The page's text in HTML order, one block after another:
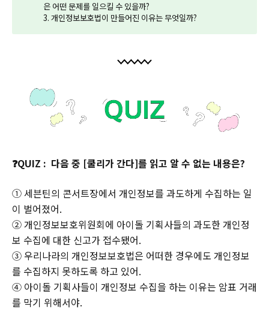
은 어떤 문제를 일으킬 수 있을까?
3. 개인정보보호법이 만들어진 이유는 무엇일까?
❓QUIZ : 다음 중 [쿨리가 간다]를 읽고 알 수 없는 내용은?
① 세븐틴의 콘서트장에서 개인정보를 과도하게 수집하는 일
이 벌어졌어.
② 개인정보보호위원회에 아이돌 기획사들의 과도한 개인정
보 수집에 대한 신고가 접수됐어.
③ 우리나라의 개인정보보호법은 어떠한 경우에도 개인정보
를 수집하지 못하도록 하고 있어.
④ 아이돌 기획사들이 개인정보 수집을 하는 이유는 암표 거래
를 막기 위해서야.